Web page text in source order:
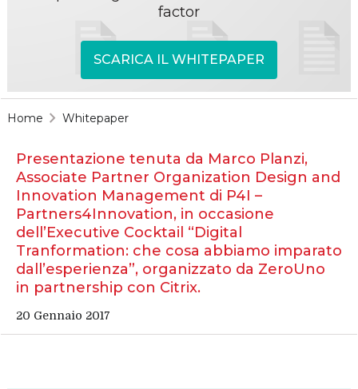
factor
SCARICA IL WHITEPAPER
Home Whitepaper
Presentazione tenuta da Marco Planzi,
Associate Partner Organization Design and
Innovation Management di P4I –
Partners4Innovation, in occasione
dell’Executive Cocktail “Digital
Tranformation: che cosa abbiamo imparato
dall’esperienza”, organizzato da ZeroUno
in partnership con Citrix.
20 Gennaio 2017